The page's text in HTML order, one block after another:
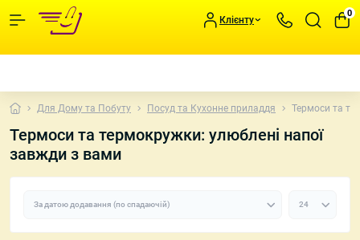
Клієнту
0
Для Дому та Побуту Посуд та Кухонне приладдя Термоси та
Термоси та термокружки: улюблені напої
завжди з вами